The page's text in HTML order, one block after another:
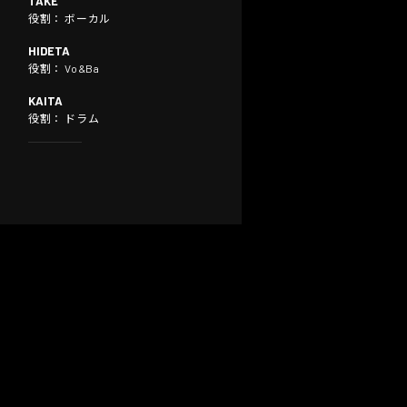
役割： ボーカル
HIDETA
役割： Vo&Ba
KAITA
役割： ドラム